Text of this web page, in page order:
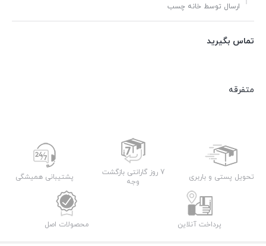
ارسال توسط خانه چسب
تماس بگیرید
متفرقه
تحویل پستی و باربری
7 روز گارانتی بازگشت
وجه
پشتیبانی همیشگی
پرداخت آنلاین محصولات اصل